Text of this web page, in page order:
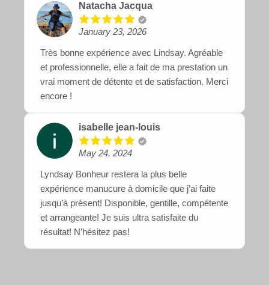
Natacha Jacqua
January 23, 2026
Très bonne expérience avec Lindsay. Agréable
et professionnelle, elle a fait de ma prestation un
vrai moment de détente et de satisfaction. Merci
encore !
isabelle jean-louis
May 24, 2024
Lyndsay Bonheur restera la plus belle
expérience manucure à domicile que j’ai faite
jusqu’à présent! Disponible, gentille, compétente
et arrangeante! Je suis ultra satisfaite du
résultat! N’hésitez pas!